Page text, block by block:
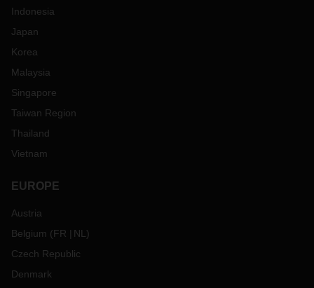
Indonesia
Japan
Korea
Malaysia
Singapore
Taiwan Region
Thailand
Vietnam
EUROPE
Austria
Belgium (FR NL )
Czech Republic
Denmark